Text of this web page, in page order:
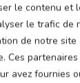
le contenu et
le trafic de
de notre
Ces
avez fournies